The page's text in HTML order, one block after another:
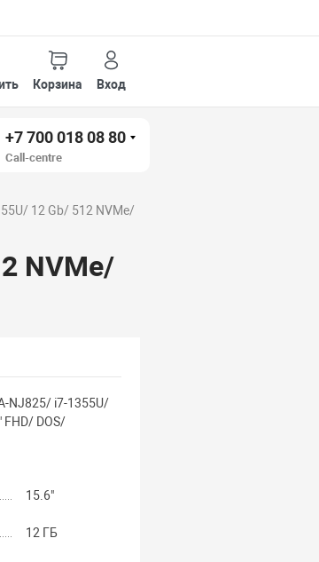
Корзина Вход
+7 700 018 08 80
Call-centre
12 Gb/ 512 NVMe/
NVMe/
NJ825/ i7-1355U/
FHD/ DOS/
15.6"
12 ГБ